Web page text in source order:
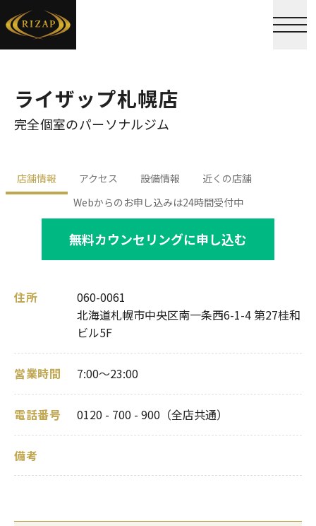
ライザップ札幌店
完全個室のパーソナルジム
店舗情報 アクセス 設備情報
近くの店舗
Webからのお申し込みは24時間受付中
無料カウンセリングに申し込む
住所
060-0061
北海道札幌市中央区南一条西6-1-4 第27桂和
ビル5F
営業時間 7:00～23:00
電話番号 0120 - 700 - 900（全店共通）
備考